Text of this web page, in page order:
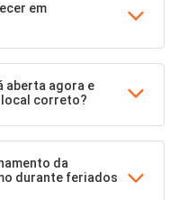
em
aberta agora e
correto?
da
durante feriados